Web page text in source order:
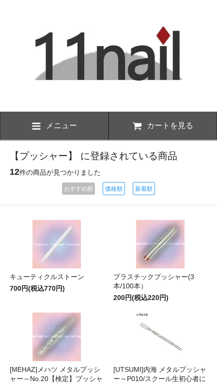
メニュー カートを見る
【プッシャー】 に登録されている商品
12件の商品が見つかりました
おすすめ順 価格順 新着順
キューティクルストーン
700円(税込770円)
プラスチックプッシャー(3
本/100本）
200円(税込220円)
[MEHAZ]メハツ メタルプッシ
ャー～No.20【検定】プッシャ
[UTSUMI]内海 メタルプッシャ
ー～P010/スクール生初心者に